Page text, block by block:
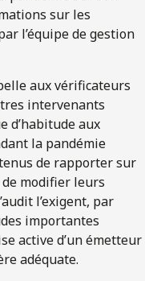
sur les
l’équipe de gestion
aux vérificateurs
intervenants
d’habitude aux
la pandémie
de rapporter sur
de modifier leurs
l’exigent, par
importantes
active d’un émetteur
adéquate.